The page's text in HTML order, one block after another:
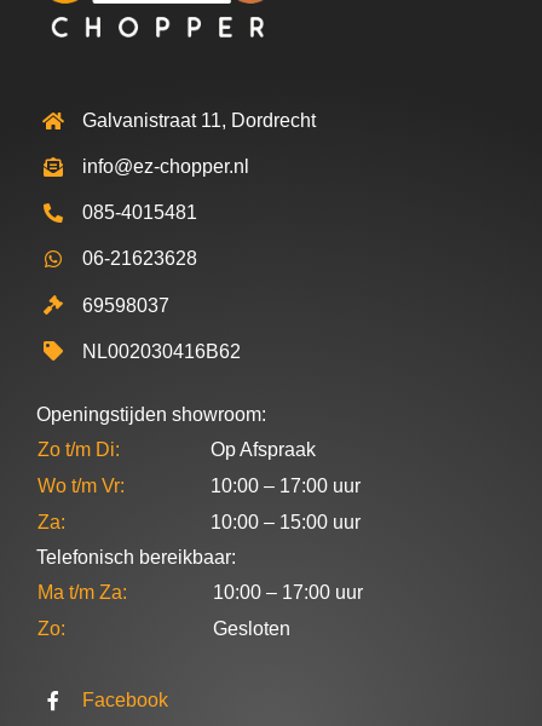
Galvanistraat 11, Dordrecht
info@ez-chopper.nl
085-4015481
06-21623628
69598037
NL002030416B62
Openingstijden showroom:
Zo t/m Di:
Op Afspraak
Wo t/m Vr:
10:00 – 17:00 uur
Za:
10:00 – 15:00 uur
Telefonisch bereikbaar:
Ma t/m Za:
10:00 – 17:00 uur
Zo:
Gesloten
Facebook